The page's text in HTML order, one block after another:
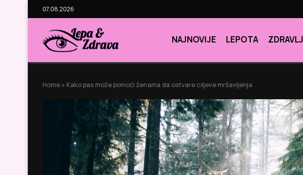
07.08.2026
NAJNOVIJE LEPOTA
Home » Kako pas može pomoći ženama da ostvare ciljeve mršavljenja